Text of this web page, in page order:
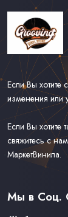
Если Вы хотите
изменения или
Если Вы хотите
свяжитесь с
МаркетВинила.
Связаться С
Оферта
Мы в Соц.